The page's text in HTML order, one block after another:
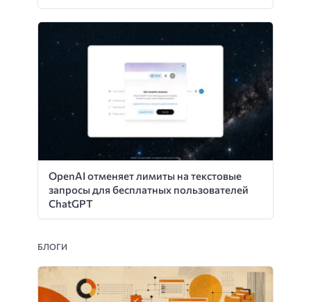
OpenAI отменяет лимиты на текстовые
запросы для бесплатных пользователей
ChatGPT
БЛОГИ